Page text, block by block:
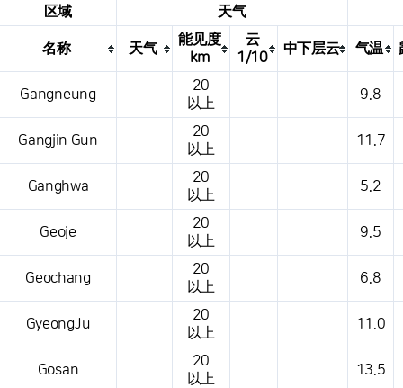
这是一张气象条件表，显示地点、天气、温度、降水量、风压、气压等。
区域 天气
名称 天气
能见度
km
云
1/10
中下层云 气温
Gangneung
20
以上
9.8
Gangjin Gun
20
以上
11.7
Ganghwa
20
以上
5.2
Geoje
20
以上
9.5
Geochang
20
以上
6.8
GyeongJu
20
以上
11.0
Gosan
20
以上
13.5